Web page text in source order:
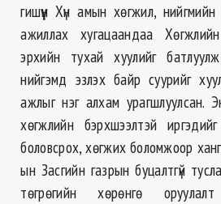
гишүүн Хүн амын хөгжил,
ажиллах хугацаандаа
эрхийн тухай хуулийг
нийгэмд эзлэх байр суурийг
ажлыг нэг алхам урагшлуулсан.
хөгжлийн бэрхшээлтэй
боловсрох, хөгжих боломжоор
ын Засгийн газрын буцалтгүй
төгрөгийн хөрөнгө